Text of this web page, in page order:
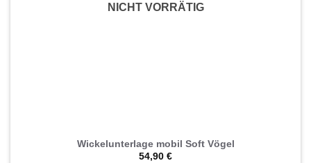
NICHT VORRÄTIG
Wickelunterlage mobil Soft Vögel
54,90 €